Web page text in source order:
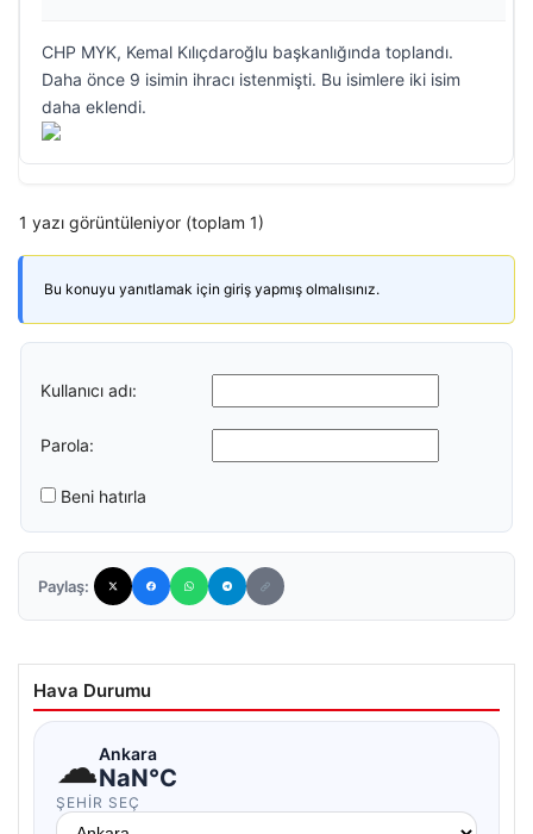
CHP MYK, Kemal Kılıçdaroğlu başkanlığında toplandı.
Daha önce 9 isimin ihracı istenmişti. Bu isimlere iki isim
daha eklendi.
1 yazı görüntüleniyor (toplam 1)
Bu konuyu yanıtlamak için giriş yapmış olmalısınız.
Kullanıcı adı:
Parola:
Beni hatırla
Paylaş:
Hava Durumu
☁Ankara
NaN°C
ŞEHIR SEÇ